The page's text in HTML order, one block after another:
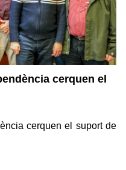
cerquen el
cerquen el suport de